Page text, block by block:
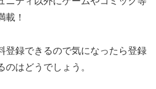
載！
登録できるので気になったら登録
のはどうでしょう。